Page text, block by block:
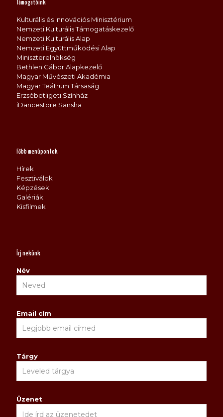
Támogatóink
Kulturális és Innovációs Minisztérium
Nemzeti Kulturális Támogatáskezelő
Nemzeti Kulturális Alap
Nemzeti Együttműködési Alap
Miniszterelnökség
Bethlen Gábor Alapkezelő
Magyar Művészeti Akadémia
Magyar Teátrum Társaság
Erzsébetligeti Színház
iDancestore Sansha
Főbb menüpontok
Hírek
Fesztiválok
Képzések
Galériák
Kisfilmek
Írj nekünk
Név
Email cím
Tárgy
Üzenet